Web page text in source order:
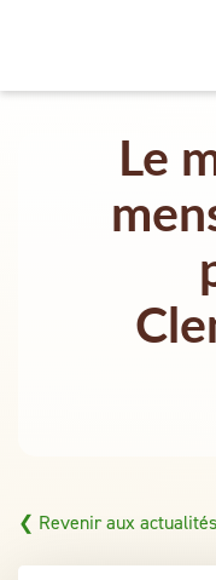
Le
❮ Revenir aux actualités